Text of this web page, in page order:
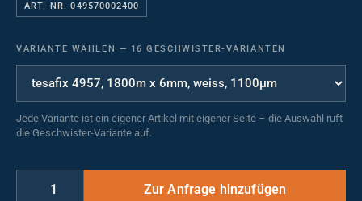
ART.-NR. 049570002400
VARIANTE WÄHLEN — 16 GESCHWISTER-VARIANTEN
Jede Variante ist ein eigener Artikel mit eigener Seite – die Auswahl ruft
die Geschwister-Variante auf.